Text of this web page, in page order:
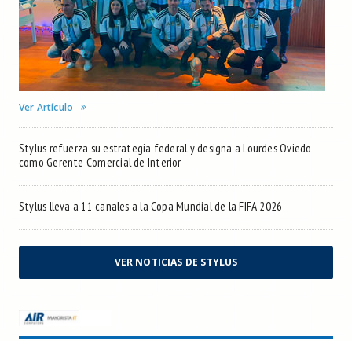
Ver Artículo
Stylus refuerza su estrategia federal y designa a Lourdes Oviedo
como Gerente Comercial de Interior
Stylus lleva a 11 canales a la Copa Mundial de la FIFA 2026
VER NOTICIAS DE STYLUS